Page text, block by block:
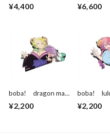
¥4,400 ¥6,600
boba! dragon maid
¥2,200
boba!
¥2,200